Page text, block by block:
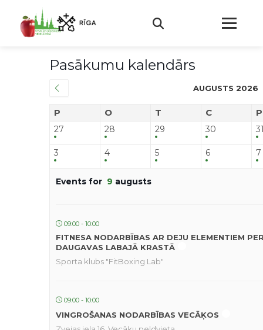
Pasākumu kalendārs
AUGUSTS 2026
P O T C
27 28 29 30
3 4 5 6 7
Events for 9 augusts
09:00 - 10:00
FITNESA NODARBĪBAS AR DEJU ELEMENTIEM
DAUGAVAS LABAJĀ KRASTĀ
Sporta klubs "FitBoxing Lab"
09:00 - 10:00
VINGROŠANAS NODARBĪBAS VECĀĶOS